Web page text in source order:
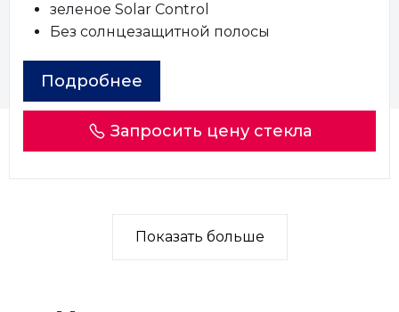
зеленое Solar Control
Без солнцезащитной полосы
Подробнее
Запросить цену стекла
Показать больше